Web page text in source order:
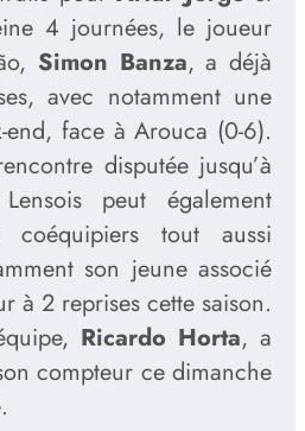
4 journées, le joueur
Simon Banza, a déjà
avec notamment une
end, face à Arouca (0-6).
disputée jusqu’à
peut également
tout aussi
son jeune associé
à 2 reprises cette saison.
Ricardo Horta, a
compteur ce dimanche